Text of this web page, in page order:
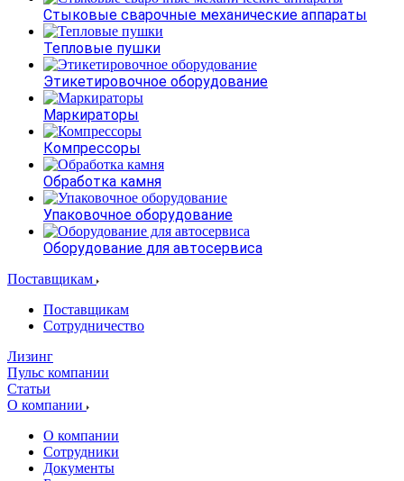
Стыковые сварочные механические аппараты
Тепловые пушки
Этикетировочное оборудование
Маркираторы
Компрессоры
Обработка камня
Упаковочное оборудование
Оборудование для автосервиса
Поставщикам
Поставщикам
Сотрудничество
Лизинг
Пульс компании
Статьи
О компании
О компании
Сотрудники
Документы